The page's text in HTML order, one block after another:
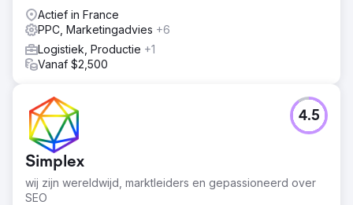
Oplossing
Een belangrijk onderdeel van het werk was het
identificeren van Feedbucket's ICP (Ideal Customer
Profile) om gedrag en beslissingspaden te begrijpen en
klanten met de beste lifetime value (LTV) te vinden. De
via Google Ads als SEO, met waardevolle content rond
integraties en converterende zoekwoorden. Samen met
het verfijnen van de bezoekersreis op de website en
een goed uitgewerkte onboarding in de app, bereikten
we een recept voor winstgevende groei.
Resultaat
- Toename van het activeringspercentage met 700%
Actief in France
PPC, Marketingadvies +6
Logistiek, Productie +1
Vanaf $2,500
Simplex
wij zijn wereldwijd, marktleiders en gepassioneerd over
SEO
4.5